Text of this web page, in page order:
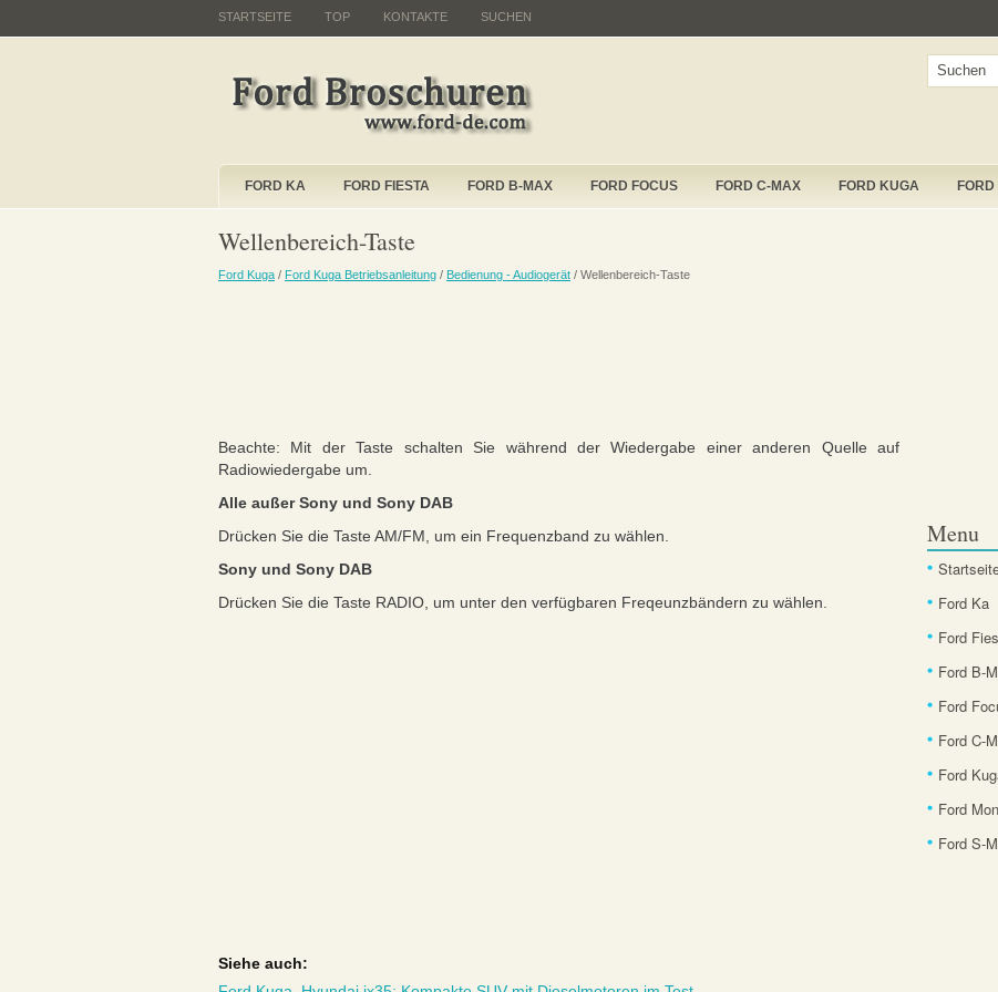
STARTSEITE TOP KONTAKTE SUCHEN
FORD KA FORD FIESTA FORD B-MAX FORD FOCUS FORD C-MAX FORD KUGA
Wellenbereich-Taste
Ford Kuga / Ford Kuga Betriebsanleitung / Bedienung - Audiogerät / Wellenbereich-Taste
Beachte: Mit der Taste schalten Sie während der Wiedergabe einer anderen Quelle auf
Radiowiedergabe um.
Alle außer Sony und Sony DAB
Drücken Sie die Taste AM/FM, um ein Frequenzband zu wählen.
Sony und Sony DAB
Drücken Sie die Taste RADIO, um unter den verfügbaren Freqeunzbändern zu wählen.
Siehe auch:
Menu
Ford Ka
Ford
Ford B-
Ford
Ford C-
Ford
Ford
Ford S-